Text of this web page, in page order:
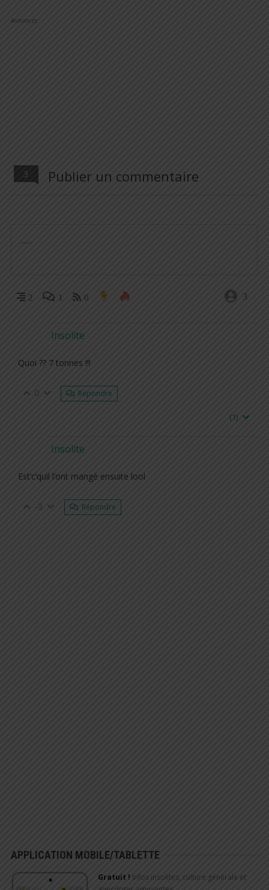
Annonces
3 Publier un commentaire
2 1 0 3
Insolite
Quoi ?? 7 tonnes !!!
0 Répondre
(1)
Insolite
Est’c’quil l’ont mangé ensuite lool
-3 Répondre
APPLICATION MOBILE/TABLETTE
Gratuit ! Infos insolites, culture générale et